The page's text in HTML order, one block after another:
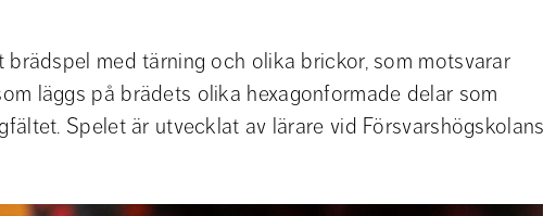
med tärning och olika brickor, som motsvarar
läggs på brädets olika hexagonformade delar som
Spelet är utvecklat av lärare vid Försvarshögskolans